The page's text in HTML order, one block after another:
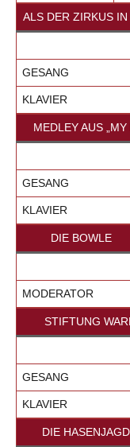
ALS DER ZIRKUS
GESANG
KLAVIER
MEDLEY AUS „MY
GESANG
KLAVIER
DIE BOWLE
MODERATOR
STIFTUNG
GESANG
KLAVIER
DIE HASENJAGD